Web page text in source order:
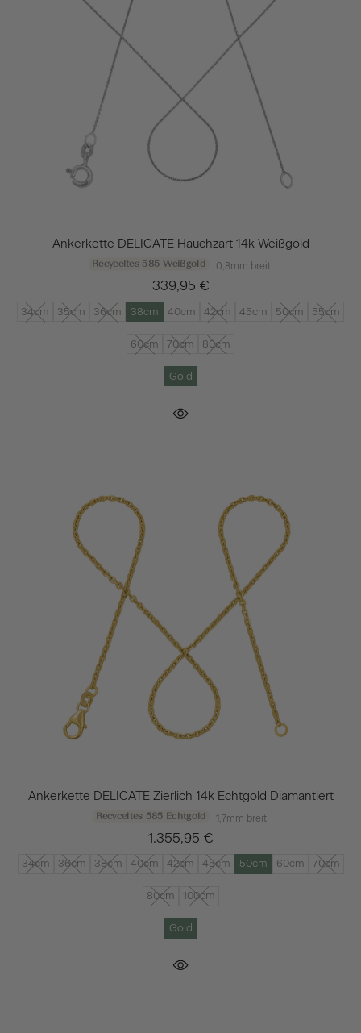
Ankerkette DELICATE Hauchzart 14k Weißgold
Recyceltes 585 Weißgold 0,8mm breit
339,95 €
34cm 35cm 36cm 38cm 40cm 42cm 45cm 50cm 55cm
60cm 70cm 80cm
Gold
Ankerkette DELICATE Zierlich 14k Echtgold Diamantiert
Recyceltes 585 Echtgold 1,7mm breit
1.355,95 €
34cm 36cm 38cm 40cm 42cm 45cm 50cm 60cm 70cm
80cm 100cm
Gold